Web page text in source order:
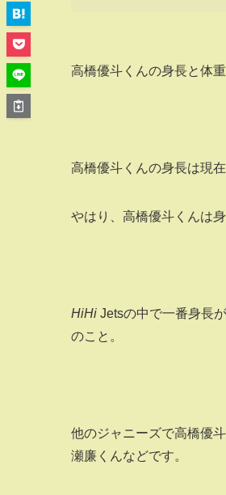
高橋優斗くんの身長と体
高橋優斗くんの身長は現
やはり、高橋優斗くんは
HiHi Jetsの中で一番身長
のこと。
他のジャニーズで高橋優
瀬廉くんなどです。